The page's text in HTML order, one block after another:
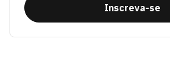
Inscreva-se